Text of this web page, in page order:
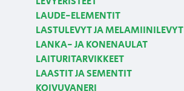
LAUDE-ELEMENTIT
LASTULEVYT JA MELAMIINILEVYT
LANKA- JA KONENAULAT
LAITURITARVIKKEET
LAASTIT JA SEMENTIT
KOIVUVANERI